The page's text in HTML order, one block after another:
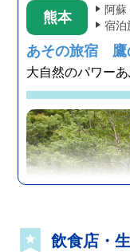
熊本
阿蘇
宿泊
あその旅宿 鷹
大自然のパワー
飲食店・